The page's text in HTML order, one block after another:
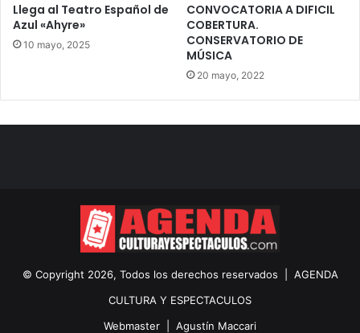
Llega al Teatro Español de
Azul «Ahyre»
10 mayo, 2025
CONVOCATORIA A DIFICIL
COBERTURA.
CONSERVATORIO DE
MÚSICA
20 mayo, 2022
© Copyright 2026, Todos los derechos reservados | AGENDA
CULTURA Y ESPECTACULOS
Webmaster | Agustín Maccari